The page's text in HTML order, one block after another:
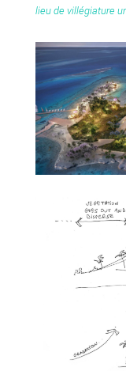
lieu de villégiature